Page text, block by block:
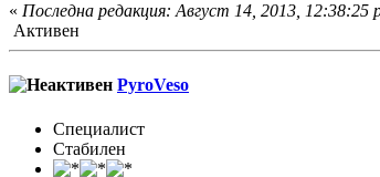
« Последна редакция: Август 14, 2013, 12:38:25
Активен
PyroVeso
Специалист
Стабилен